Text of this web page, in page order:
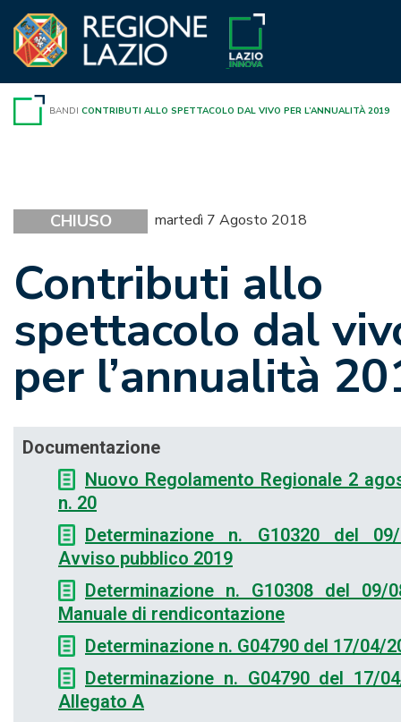
contenuto
BANDI CONTRIBUTI ALLO SPETTACOLO DAL VIVO PER L’ANNUALITÀ 2019
CHIUSO martedì 7 Agosto 2018
Contributi allo
spettacolo dal
per l’annualità
Documentazione
Nuovo Regolamento Regionale 2
n. 20
Determinazione n. G10320 del 09/
Avviso pubblico 2019
Determinazione n. G10308 del 09/
Manuale di rendicontazione
Determinazione n. G04790 del 17/04/
Determinazione n. G04790 del 17/
Allegato A